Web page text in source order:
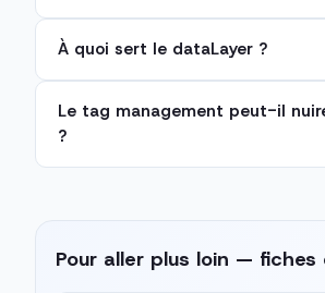
À quoi sert le dataLayer ?
Le tag management peut-il
?
Pour aller plus loin — fiches